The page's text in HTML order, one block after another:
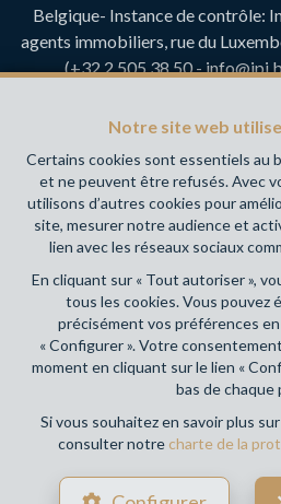
Notre site web
Certains cookies sont essentiels au
et ne peuvent être refusés. Avec
utilisons d’autres cookies pour
site, mesurer notre audience et
lien avec les réseaux sociaux
En cliquant sur « Tout autoriser »,
tous les cookies. Vous pouvez
précisément vos préférences
« Configurer ». Votre
moment en cliquant sur le lien «
bas de chaque
Si vous souhaitez en savoir plus
consulter notre charte de la
Belgique- Instance de contrôle:
agents immobiliers, rue du
(+32 2 505 38 50 -
RC professionnelle et
Couverture valable pour les
Votre agence immobilière de
Wallonie !
Conditions générales d'utilisation du site
Charte de la protection de la vie privée
Configuration des cookies
POWERED BY